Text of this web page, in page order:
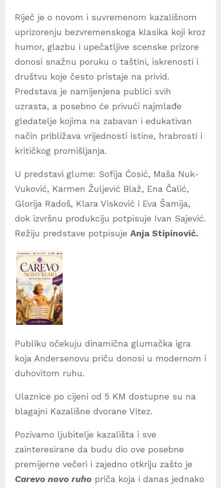
Riječ je o novom i suvremenom kazališnom
uprizorenju bezvremenskoga klasika koji kroz
humor, glazbu i upečatljive scenske prizore
donosi snažnu poruku o taštini, iskrenosti i
društvu koje često pristaje na privid.
Predstava je namijenjena publici svih
uzrasta, a posebno će privući najmlađe
gledatelje kojima na zabavan i edukativan
način približava vrijednosti istine, hrabrosti i
kritičkog promišljanja.
U predstavi glume: Sofija Ćosić, Maša Nuk-
Vuković, Karmen Žuljević Blaž, Ena Čalić,
Glorija Radoš, Klara Visković i Eva Šamija,
dok izvršnu produkciju potpisuje Ivan Sajević.
Režiju predstave potpisuje Anja Stipinović.
Publiku očekuju dinamična glumačka igra
koja Andersenovu priču donosi u modernom i
duhovitom ruhu.
Ulaznice po cijeni od 5 KM dostupne su na
blagajni Kazališne dvorane Vitez.
Pozivamo ljubitelje kazališta i sve
zainteresirane da budu dio ove posebne
premijerne večeri i zajedno otkriju zašto je
Carevo novo ruho priča koja i danas jednako